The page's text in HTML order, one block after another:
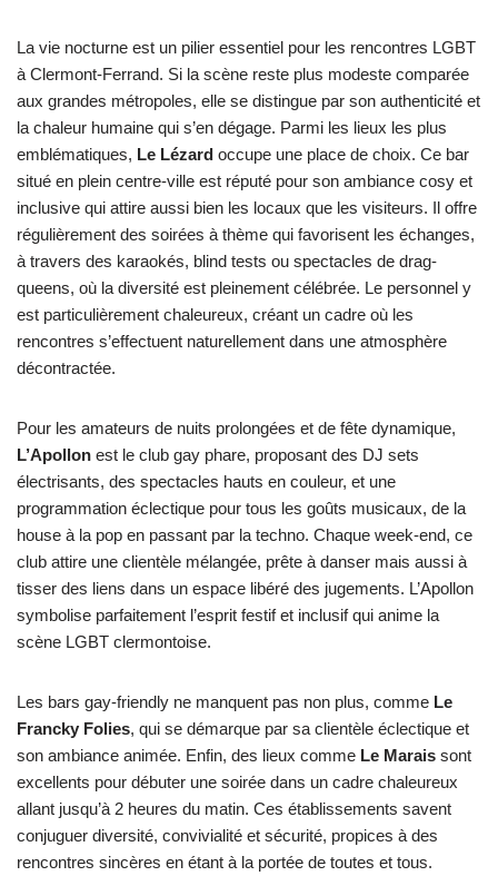
La vie nocturne est un pilier essentiel pour les rencontres LGBT
à Clermont-Ferrand. Si la scène reste plus modeste comparée
aux grandes métropoles, elle se distingue par son authenticité et
la chaleur humaine qui s’en dégage. Parmi les lieux les plus
emblématiques, Le Lézard occupe une place de choix. Ce bar
situé en plein centre-ville est réputé pour son ambiance cosy et
inclusive qui attire aussi bien les locaux que les visiteurs. Il offre
régulièrement des soirées à thème qui favorisent les échanges,
à travers des karaokés, blind tests ou spectacles de drag-
queens, où la diversité est pleinement célébrée. Le personnel y
est particulièrement chaleureux, créant un cadre où les
rencontres s’effectuent naturellement dans une atmosphère
décontractée.
Pour les amateurs de nuits prolongées et de fête dynamique,
L’Apollon est le club gay phare, proposant des DJ sets
électrisants, des spectacles hauts en couleur, et une
programmation éclectique pour tous les goûts musicaux, de la
house à la pop en passant par la techno. Chaque week-end, ce
club attire une clientèle mélangée, prête à danser mais aussi à
tisser des liens dans un espace libéré des jugements. L’Apollon
symbolise parfaitement l’esprit festif et inclusif qui anime la
scène LGBT clermontoise.
Les bars gay-friendly ne manquent pas non plus, comme Le
Francky Folies, qui se démarque par sa clientèle éclectique et
son ambiance animée. Enfin, des lieux comme Le Marais sont
excellents pour débuter une soirée dans un cadre chaleureux
allant jusqu’à 2 heures du matin. Ces établissements savent
conjuguer diversité, convivialité et sécurité, propices à des
rencontres sincères en étant à la portée de toutes et tous.